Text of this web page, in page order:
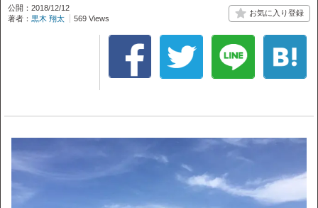
公開：2018/12/12
著者： 黒木 翔太 569 Views